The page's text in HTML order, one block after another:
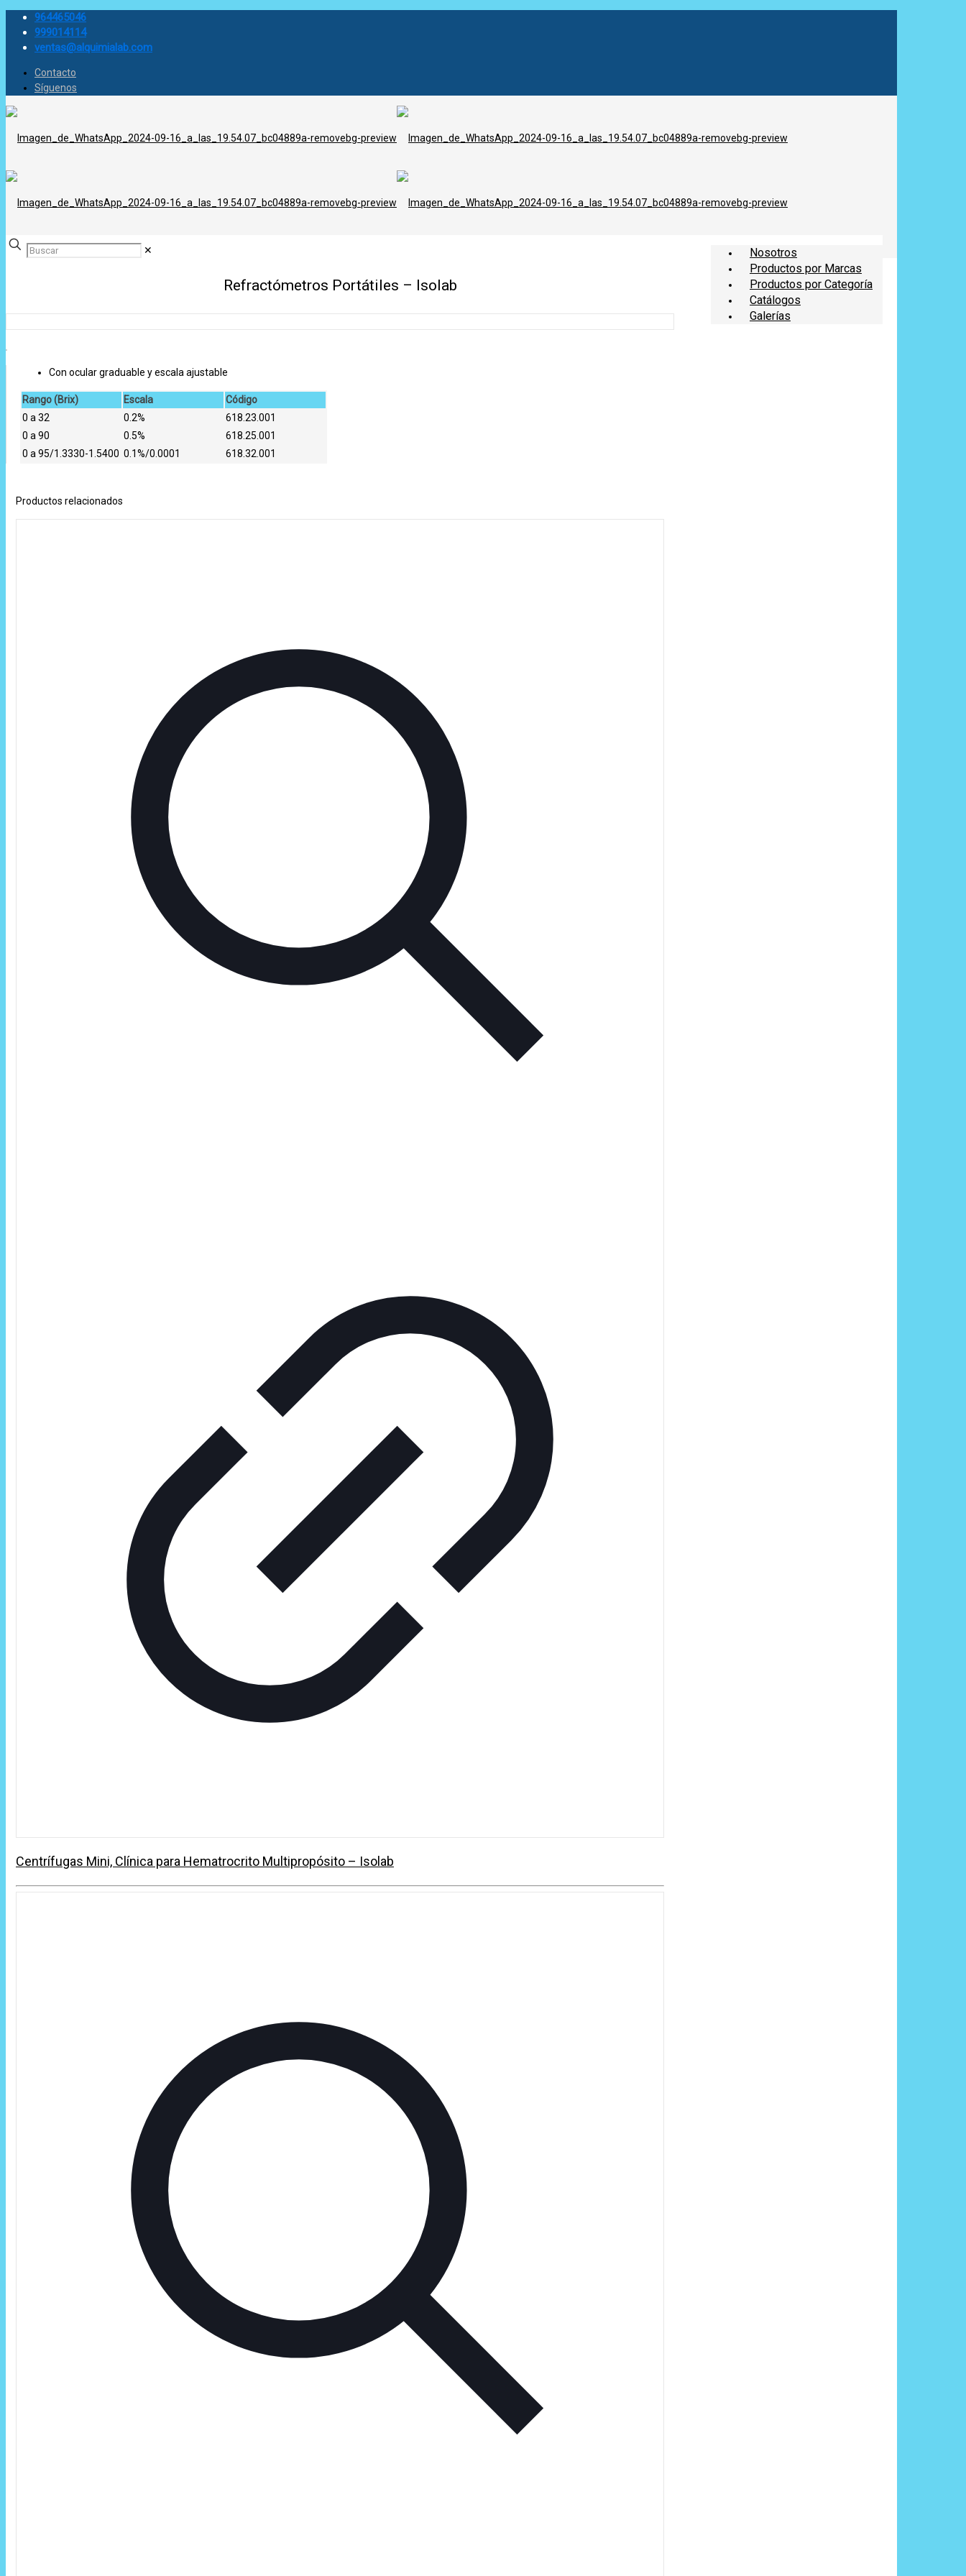
964465046
999014114
ventas@alquimialab.com
Contacto
Síguenos
Nosotros
Productos por Marcas
Productos por Categoría
Catálogos
Galerías
✕
Refractómetros Portátiles – Isolab
Con ocular graduable y escala ajustable
Rango (Brix) Escala
Código
0 a 32
0.2%
618.23.001
0 a 90
0.5%
618.25.001
0 a 95/1.3330-1.5400 0.1%/0.0001 618.32.001
Productos relacionados
Centrífugas Mini, Clínica para Hematrocrito Multipropósito – Isolab